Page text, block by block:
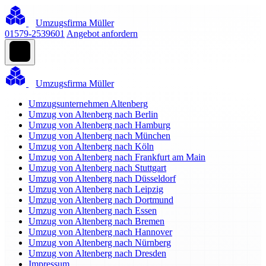
Umzugsfirma Müller
01579-2539601 Angebot anfordern
Umzugsfirma Müller
Umzugsunternehmen Altenberg
Umzug von Altenberg nach Berlin
Umzug von Altenberg nach Hamburg
Umzug von Altenberg nach München
Umzug von Altenberg nach Köln
Umzug von Altenberg nach Frankfurt am Main
Umzug von Altenberg nach Stuttgart
Umzug von Altenberg nach Düsseldorf
Umzug von Altenberg nach Leipzig
Umzug von Altenberg nach Dortmund
Umzug von Altenberg nach Essen
Umzug von Altenberg nach Bremen
Umzug von Altenberg nach Hannover
Umzug von Altenberg nach Nürnberg
Umzug von Altenberg nach Dresden
Impressum